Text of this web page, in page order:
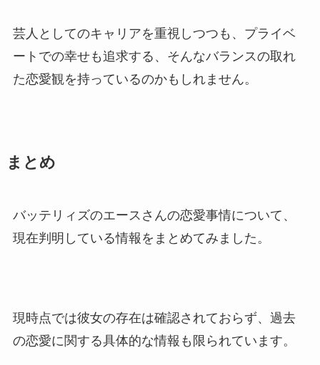
芸人としてのキャリアを重視しつつも、プライベ
ートでの幸せも追求する、そんなバランスの取れ
た恋愛観を持っているのかもしれません。
まとめ
バッテリィズのエースさんの恋愛事情について、
現在判明している情報をまとめてみました。
現時点では彼女の存在は確認されておらず、過去
の恋愛に関する具体的な情報も限られています。